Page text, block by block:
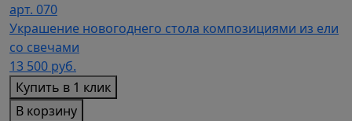
арт. 070
Украшение новогоднего стола композициями из ели
со свечами
13 500 руб.
Купить в 1 клик
В корзину